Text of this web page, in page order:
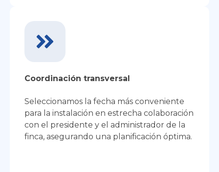
Coordinación transversal
Seleccionamos la fecha más conveniente
para la instalación en estrecha colaboración
con el presidente y el administrador de la
finca, asegurando una planificación óptima.